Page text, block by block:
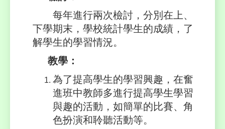
每年進行兩次檢討，分別在上、
下學期末，學校統計學生的成績，了
解學生的學習情況。
教學：
為了提高學生的學習興趣，在奮
進班中教師多進行提高學生學習
與趣的活動，如簡單的比賽、角
色扮演和聆聽活動等。